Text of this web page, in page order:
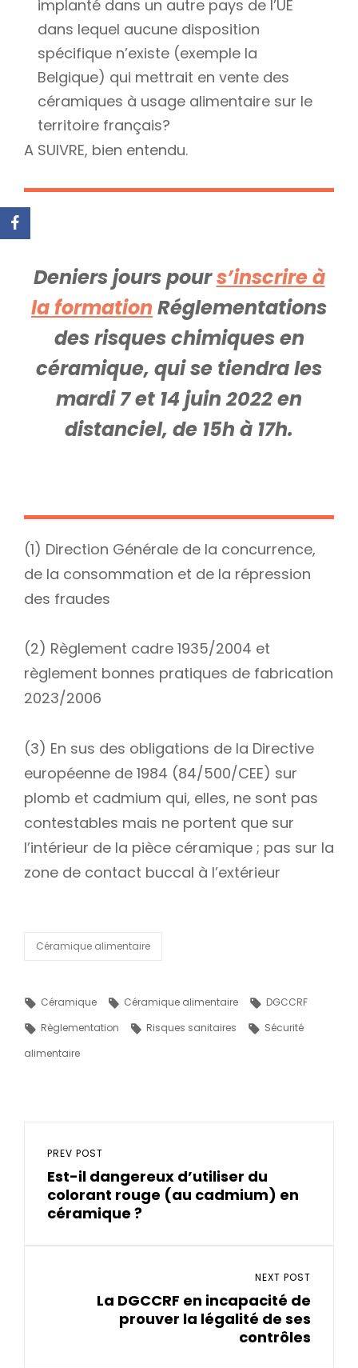
implanté dans un autre pays de l’UE
dans lequel aucune disposition
spécifique n’existe (exemple la
Belgique) qui mettrait en vente des
céramiques à usage alimentaire sur le
territoire français?
A SUIVRE, bien entendu.
Deniers jours pours’inscrire à
la formation Réglementations
des risques chimiques en
céramique, qui se tiendra les
mardi 7 et 14 juin 2022 en
distanciel, de 15h à 17h.
(1) Direction Générale de la concurrence,
de la consommation et de la répression
des fraudes
(2) Règlement cadre 1935/2004 et
règlement bonnes pratiques de fabrication
2023/2006
(3) En sus des obligations de la Directive
européenne de 1984 (84/500/CEE) sur
plomb et cadmium qui, elles, ne sont pas
contestables mais ne portent que sur
l’intérieur de la pièce céramique ; pas sur la
zone de contact buccal à l’extérieur
Categories
Céramique alimentaire
Tags,Céramique Céramique alimentaire
DGCCRF
Règlementation
Risques sanitaires
Sécurité
alimentaire
de
l’article
Previous
Post
PREV POST
Est-il dangereux d’utiliser du
colorant rouge (au cadmium) en
céramique ?
NEXT POST
La DGCCRF en incapacité de
prouver la légalité de ses
contrôles